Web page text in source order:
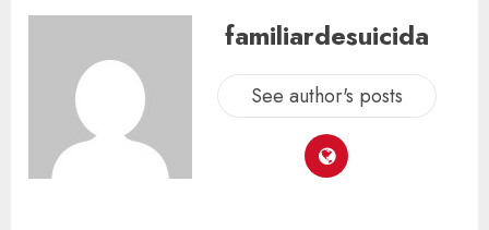
familiardesuicida
See author's posts